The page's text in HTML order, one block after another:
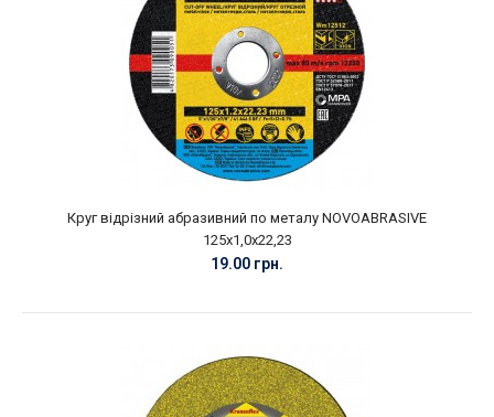
Круг відрізний абразивний по металу NOVOABRASIVE
125х1,0х22,23
19.00 грн.